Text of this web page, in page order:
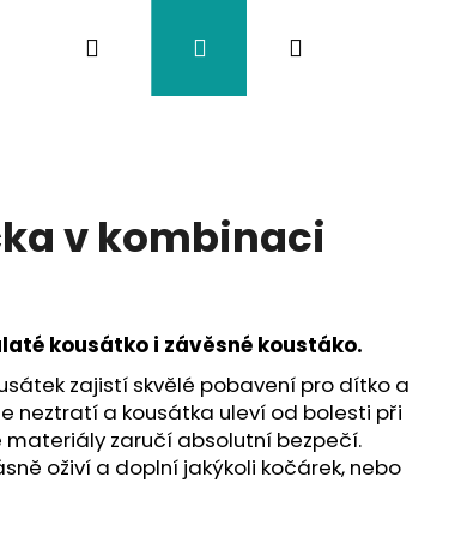
Závěsy na kočárek Twistík kousátka
Hledat PřihlášeníNákupní
v kombinaci
kousátko i závěsné koustáko.
zajistí skvělé pobavení pro dítko a
neztratí a kousátka uleví od bolesti při
materiály zaručí absolutní bezpečí.
oživí a doplní jakýkoli kočárek, nebo